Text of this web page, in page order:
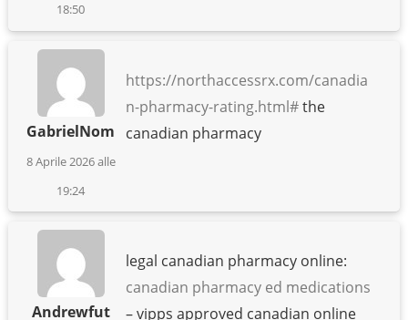
18:50
GabrielNom
8 Aprile 2026 alle
19:24
https://northaccessrx.com/canadia
n-pharmacy-rating.html#the
canadian pharmacy
Andrewfut
legal canadian pharmacy online:
canadian pharmacy ed medications
– vipps approved canadian online